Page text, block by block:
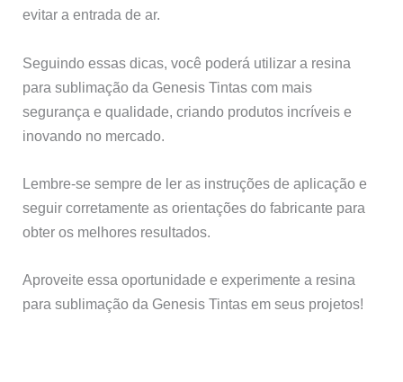
evitar a entrada de ar.
Seguindo essas dicas, você poderá utilizar a resina
para sublimação da Genesis Tintas com mais
segurança e qualidade, criando produtos incríveis e
inovando no mercado.
Lembre-se sempre de ler as instruções de aplicação e
seguir corretamente as orientações do fabricante para
obter os melhores resultados.
Aproveite essa oportunidade e experimente a resina
para sublimação da Genesis Tintas em seus projetos!